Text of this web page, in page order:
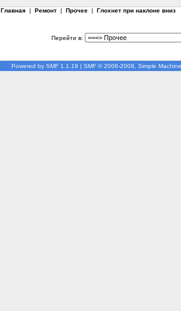
Главная | Ремонт | Прочее | Глохнет при наклоне вниз
Перейти в:
Powered by SMF 1.1.19 | SMF © 2006-2008, Simple